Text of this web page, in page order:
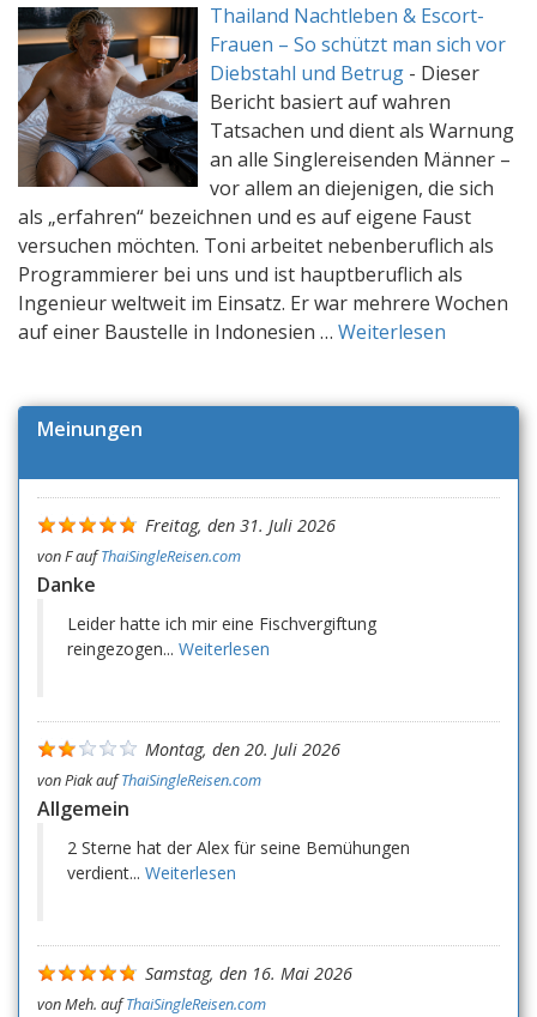
Thailand Nachtleben & Escort-
Frauen – So schützt man sich vor
Diebstahl und Betrug - Dieser
Bericht basiert auf wahren
Tatsachen und dient als Warnung
an alle Singlereisenden Männer –
vor allem an diejenigen, die sich
als „erfahren“ bezeichnen und es auf eigene Faust
versuchen möchten. Toni arbeitet nebenberuflich als
Programmierer bei uns und ist hauptberuflich als
Ingenieur weltweit im Einsatz. Er war mehrere Wochen
auf einer Baustelle in Indonesien … Weiterlesen
Meinungen
Freitag, den 31. Juli 2026
vonFaufThaiSingleReisen.com
Danke
Leider hatte ich mir eine Fischvergiftung
reingezogen... Weiterlesen
Montag, den 20. Juli 2026
vonPiakaufThaiSingleReisen.com
Allgemein
2 Sterne hat der Alex für seine Bemühungen
verdient... Weiterlesen
Samstag, den 16. Mai 2026
vonMeh. aufThaiSingleReisen.com